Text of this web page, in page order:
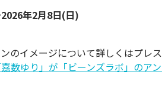
年2月8日(日)
のイメージについて詳しくはプレ
数ゆり」が「ビーンズラボ」のア